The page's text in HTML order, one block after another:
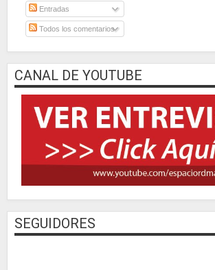
Entradas
Todos los comentarios
CANAL DE YOUTUBE
SEGUIDORES